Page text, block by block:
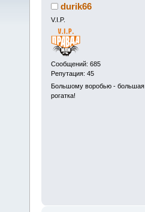
durik66
V.I.P.
Сообщений: 685
Репутация: 45
Большому воробью - большая
рогатка!